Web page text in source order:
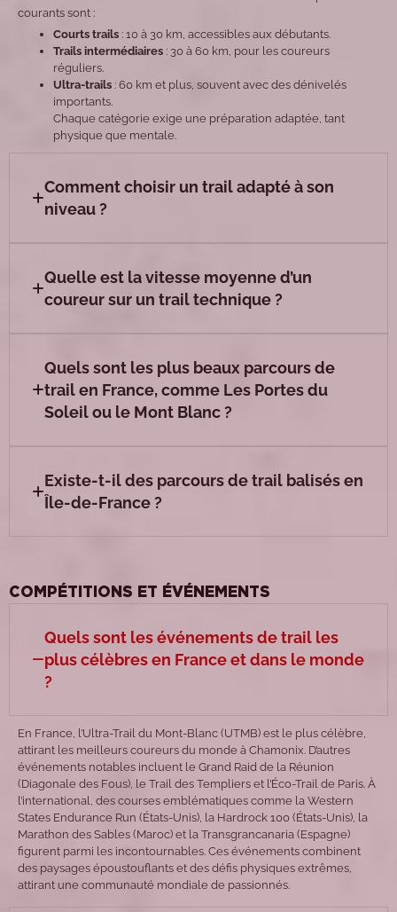
courants sont :
Courts trails : 10 à 30 km, accessibles aux débutants.
Trails intermédiaires : 30 à 60 km, pour les coureurs
réguliers.
Ultra-trails : 60 km et plus, souvent avec des dénivelés
importants.
Chaque catégorie exige une préparation adaptée, tant
physique que mentale.
Comment choisir un trail adapté à son
niveau ?
Quelle est la vitesse moyenne d’un
coureur sur un trail technique ?
Quels sont les plus beaux parcours de
trail en France, comme Les Portes du
Soleil ou le Mont Blanc ?
Existe-t-il des parcours de trail balisés en
Île-de-France ?
COMPÉTITIONS ET ÉVÉNEMENTS
Quels sont les événements de trail les
plus célèbres en France et dans le monde
?
En France, l’Ultra-Trail du Mont-Blanc (UTMB) est le plus célèbre,
attirant les meilleurs coureurs du monde à Chamonix. D’autres
événements notables incluent le Grand Raid de la Réunion
(Diagonale des Fous), le Trail des Templiers et l’Éco-Trail de Paris. À
l’international, des courses emblématiques comme la Western
States Endurance Run (États-Unis), la Hardrock 100 (États-Unis), la
Marathon des Sables (Maroc) et la Transgrancanaria (Espagne)
figurent parmi les incontournables. Ces événements combinent
des paysages époustouflants et des défis physiques extrêmes,
attirant une communauté mondiale de passionnés.